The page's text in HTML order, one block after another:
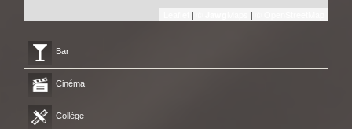
| |
Bar
Cinéma
Collège